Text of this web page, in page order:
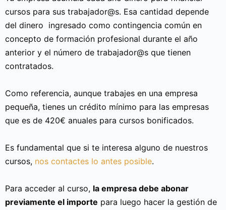
cursos para sus trabajador@s. Esa cantidad depende
del dinero ingresado como contingencia común en
concepto de formación profesional durante el año
anterior y el número de trabajador@s que tienen
contratados.
Como referencia, aunque trabajes en una empresa
pequeña, tienes un crédito mínimo para las empresas
que es de 420€ anuales para cursos bonificados.
Es fundamental que si te interesa alguno de nuestros
cursos, nos contactes lo antes posible.
Para acceder al curso, la empresa debe abonar
previamente el importe para luego hacer la gestión de